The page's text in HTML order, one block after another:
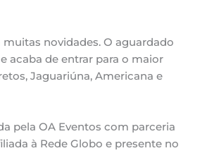
novidades. O aguardado
acaba de entrar para o maior
Jaguariúna, Americana e
pela OA Eventos com parceria
à Rede Globo e presente no